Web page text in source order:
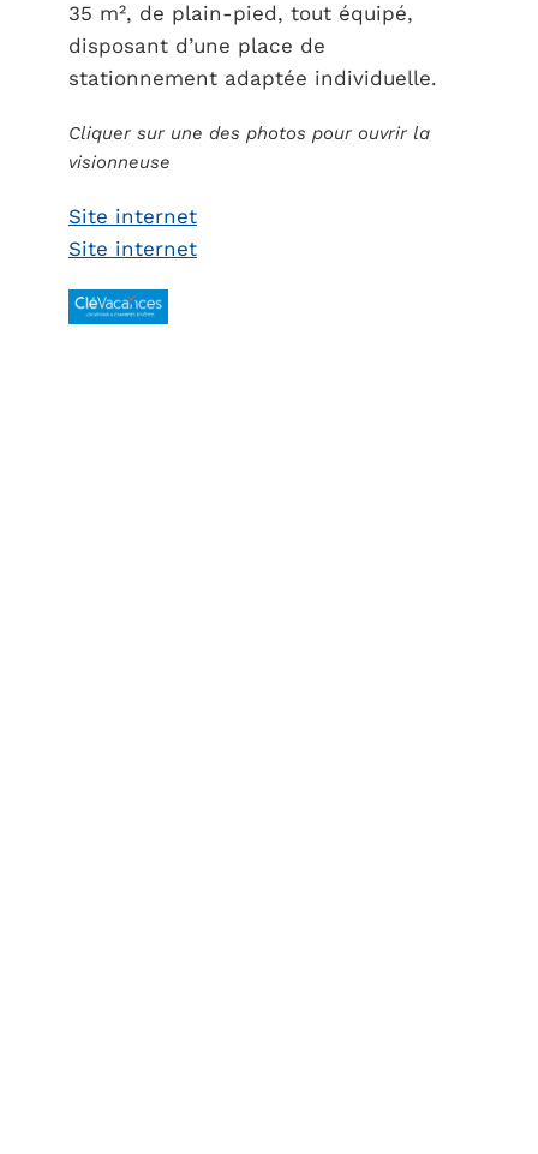
35 m², de plain-pied, tout équipé,
disposant d’une place de
stationnement adaptée individuelle.
Cliquer sur une des photos pour ouvrir la
visionneuse
Site internet
Site internet